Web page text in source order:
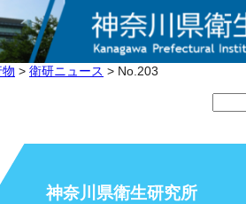
> 衛研ニュース > No.203
神奈川県衛生研究所